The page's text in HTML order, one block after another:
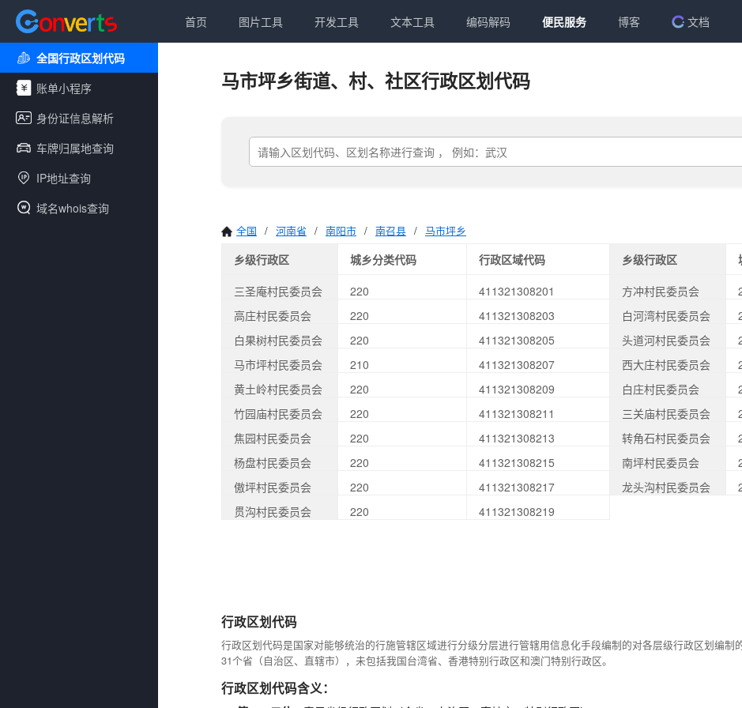
首页 图片工具 开发工具 文本工具 编码解码 便民服务 博客 文档
全国行政区划代码
账单小程序
身份证信息解析
车牌归属地查询
IP地址查询
域名whois查询
马市坪乡街道、村、社区行政区划代码
全国 / 河南省 / 南阳市 / 南召县 / 马市坪乡
乡级行政区 城乡分类代码 行政区域代码 乡级行政区
三圣庵村民委员会
220 411321308201 方冲村民委员会
高庄村民委员会
220 411321308203 白河湾村民委员会
白果树村民委员会
220 411321308205 头道河村民委员会
马市坪村民委员会
210 411321308207 西大庄村民委员会
黄土岭村民委员会
220 411321308209 白庄村民委员会
竹园庙村民委员会
220 411321308211 三关庙村民委员会
焦园村民委员会
220 411321308213 转角石村民委员会
杨盘村民委员会
220 411321308215 南坪村民委员会
傲坪村民委员会
220 411321308217 龙头沟村民委员会
贯沟村民委员会
220 411321308219
行政区划代码
行政区划代码是国家对能够统治的行施管辖区域进行分级分层进行管辖用信息化手段编制的对各层级行政区划编
31个省（自治区、直辖市），未包括我国台湾省、香港特别行政区和澳门特别行政区。
行政区划代码含义：